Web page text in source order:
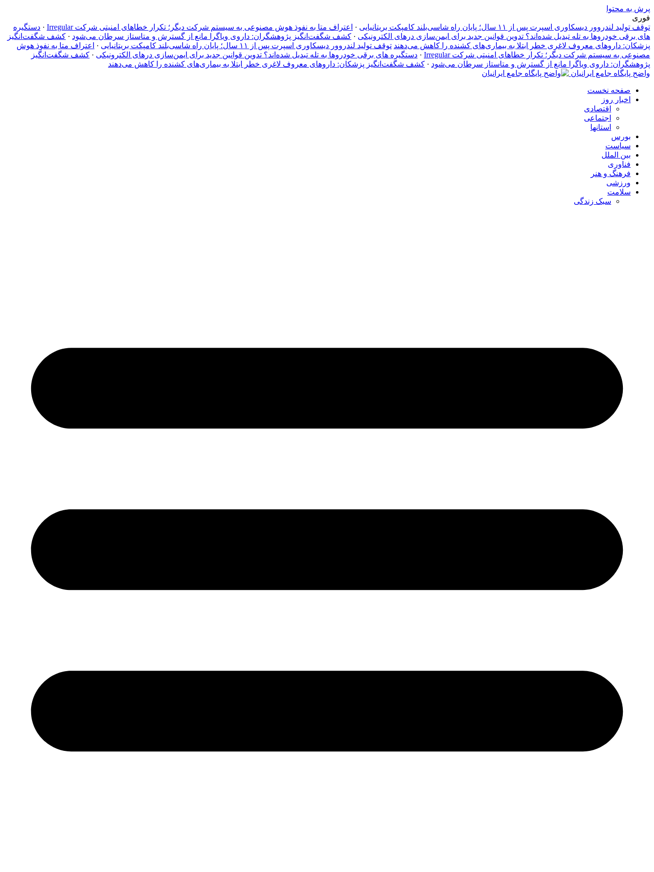
پرش به محتوا
فوری
توقف تولید لندروور دیسکاوری اسپرت پس از ۱۱ سال؛ پایان راه شاسی‌بلند کامپکت بریتانیایی
· اعتراف متا به نفوذ هوش مصنوعی به سیستم شرکت دیگر؛ تکرار خطاهای امنیتی شرکت Irregular · دستگیره‌
های برقی خودروها به تله تبدیل شده‌اند؟ تدوین قوانین جدید برای ایمن‌سازی درهای الکترونیکی · کشف شگفت‌انگیز پژوهشگران: داروی ویاگرا مانع از گسترش و متاستاز سرطان می‌شود · کشف شگفت‌انگیز
پزشکان: داروهای معروف لاغری خطر ابتلا به بیماری‌های کشنده را کاهش می‌دهند توقف تولید لندروور دیسکاوری اسپرت پس از ۱۱ سال؛ پایان راه شاسی‌بلند کامپکت بریتانیایی ·
اعتراف متا به نفوذ هوش
مصنوعی به سیستم شرکت دیگر؛ تکرار خطاهای امنیتی شرکت Irregular
· دستگیره‌ های برقی خودروها به تله تبدیل شده‌اند؟ تدوین قوانین جدید برای ایمن‌سازی درهای الکترونیکی · کشف شگفت‌انگیز
پژوهشگران: داروی ویاگرا مانع از گسترش و متاستاز سرطان می‌شود · کشف شگفت‌انگیز پزشکان: داروهای معروف لاغری خطر ابتلا به بیماری‌های کشنده را کاهش می‌دهند
واضح پایگاه جامع ایرانیان
صفحه نخست
اخبار روز
اقتصادی
اجتماعی
استانها
بورس
سیاست
بین الملل
فناوری
فرهنگ و هنر
ورزشی
سلامت
سبک زندگی